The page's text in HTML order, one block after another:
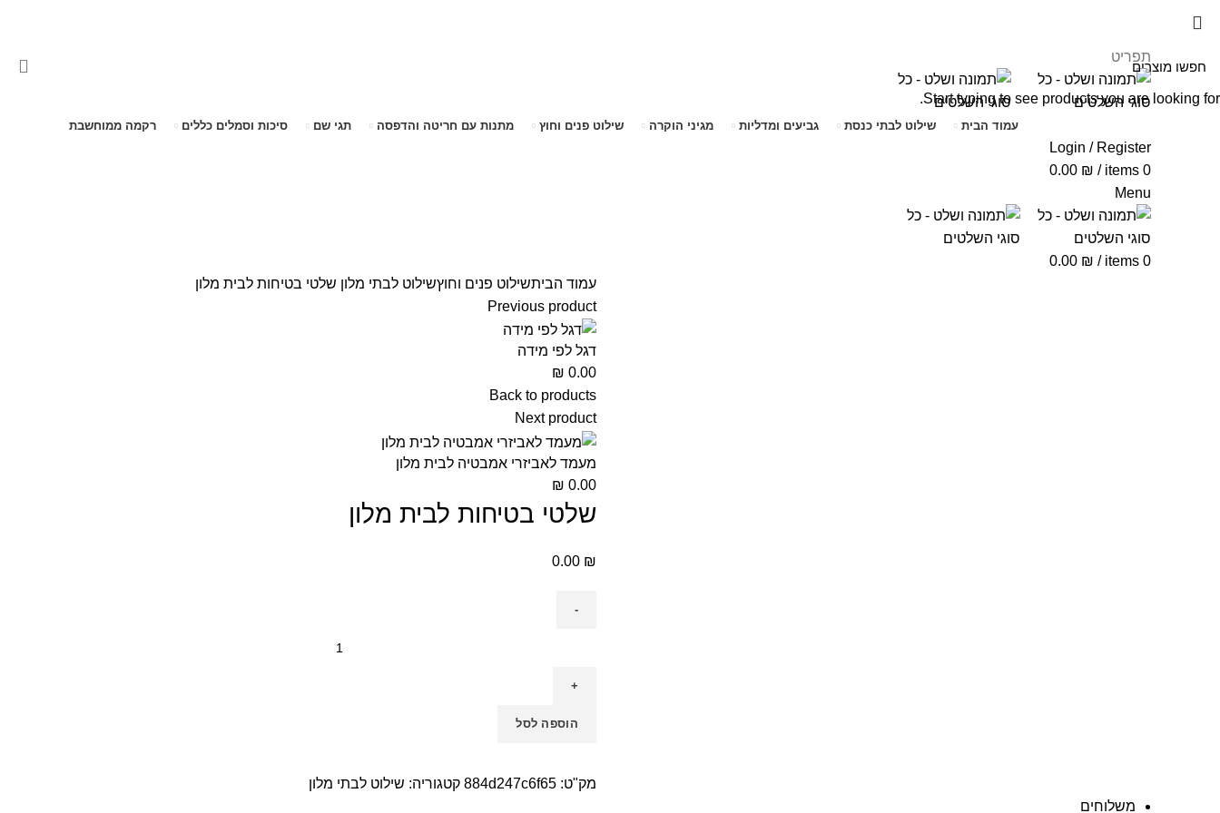
תפריט
עמוד הבית שילוט לבתי כנסת גביעים ומדליות מגיני הוקרה שילוט פנים וחוץ מתנות עם חריטה והדפסה תגי שם סיכות וסמלים כללים רקמה ממוחשבת
Login / Register
0
items
/
0.00 ₪
Menu
0
items
/
0.00 ₪
עמוד הביתשילוט פנים וחוץשילוט לבתי מלון שלטי בטיחות לבית מלון
Previous product
דגל לפי מידה
0.00
₪
Back to products
Next product
מעמד לאביזרי אמבטיה לבית מלון
0.00
₪
שלטי בטיחות לבית מלון
0.00 ₪
הוספה לסל
מק"ט: 884d247c6f65 קטגוריה: שילוט לבתי מלון
משלוחים
Start typing to see products you are looking for.